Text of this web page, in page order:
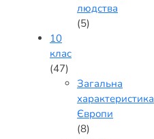
людства
(5)
10
клас
(47)
Загальна
характеристика
Європи
(8)